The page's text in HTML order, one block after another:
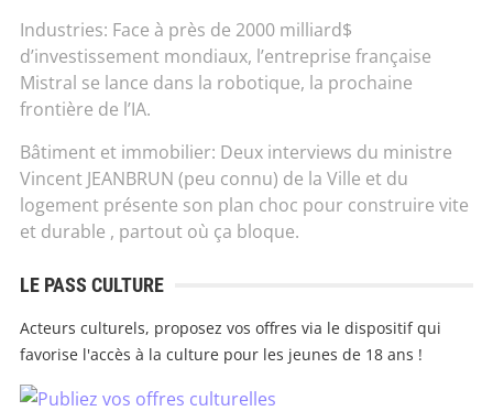
Industries: Face à près de 2000 milliard$
d’investissement mondiaux, l’entreprise française
Mistral se lance dans la robotique, la prochaine
frontière de l’IA.
Bâtiment et immobilier: Deux interviews du ministre
Vincent JEANBRUN (peu connu) de la Ville et du
logement présente son plan choc pour construire vite
et durable , partout où ça bloque.
LE PASS CULTURE
Acteurs culturels, proposez vos offres via le dispositif qui
favorise l'accès à la culture pour les jeunes de 18 ans !